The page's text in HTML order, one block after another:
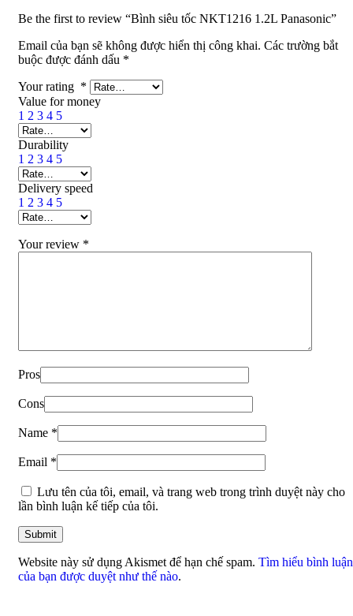
Be the first to review “Bình siêu tốc NKT1216 1.2L Panasonic”
Email của bạn sẽ không được hiển thị công khai. Các trường bắt
buộc được đánh dấu *
Your rating *
Value for money
1 2 3 4 5
Durability
1 2 3 4 5
Delivery speed
1 2 3 4 5
Your review *
Pros
Cons
Name *
Email *
Lưu tên của tôi, email, và trang web trong trình duyệt này cho
lần bình luận kế tiếp của tôi.
Website này sử dụng Akismet để hạn chế spam. Tìm hiểu bình luận
của bạn được duyệt như thế nào.